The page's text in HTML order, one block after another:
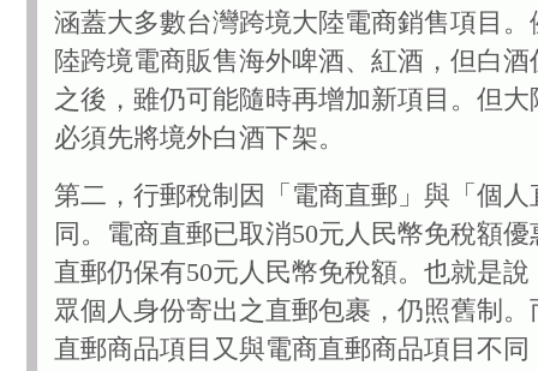
涵蓋大多數台灣跨境大陸電商銷售項目。
陸跨境電商販售海外啤酒、紅酒，但白酒
之後，雖仍可能隨時再增加新項目。但大
必須先將境外白酒下架。
第二，行郵稅制因「電商直郵」與「個人
同。電商直郵已取消50元人民幣免稅額
直郵仍保有50元人民幣免稅額。也就是
眾個人身份寄出之直郵包裹，仍照舊制。
直郵商品項目又與電商直郵商品項目不同